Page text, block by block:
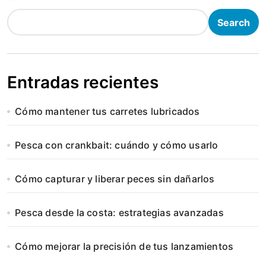
Search
Entradas recientes
Cómo mantener tus carretes lubricados
Pesca con crankbait: cuándo y cómo usarlo
Cómo capturar y liberar peces sin dañarlos
Pesca desde la costa: estrategias avanzadas
Cómo mejorar la precisión de tus lanzamientos